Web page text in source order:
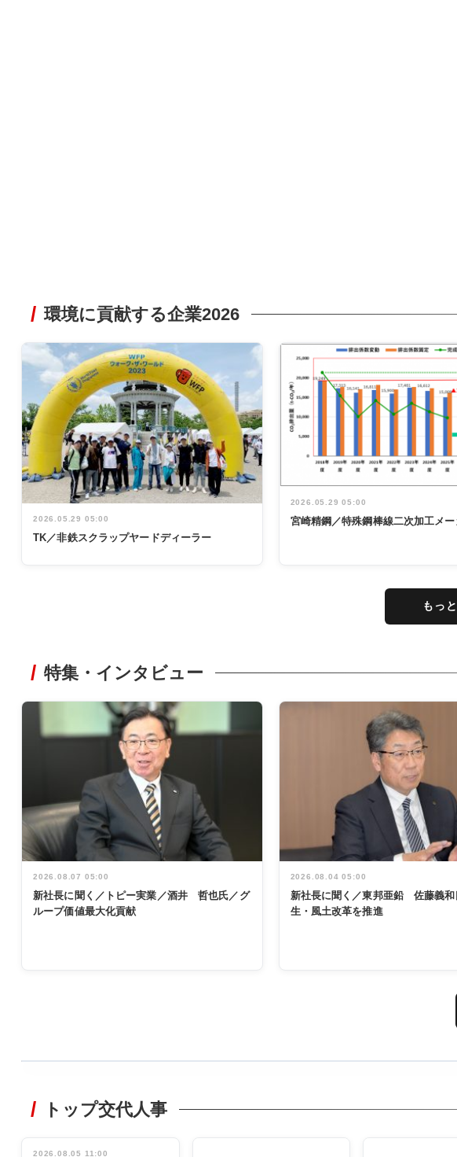
環境に貢献する企業2026
2026.05.29 05:00
TK／非鉄スクラップヤードディーラー
2026.05.29 05:00
宮崎精鋼／特殊鋼棒線二次加工メ
もっ
特集・インタビュー
2026.08.07 05:00
新社長に聞く／トピー実業／酒井 哲也氏／グ
ループ価値最大化貢献
2026.08.04 05:00
新社長に聞く／東邦亜鉛 佐藤義和
生・風土改革を推進
非鉄業界で
管理職編
トップ交代人事
2026.08.05 11:00